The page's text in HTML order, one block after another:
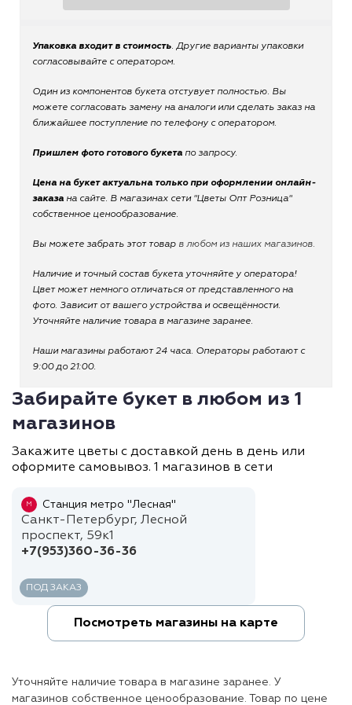
Упаковка входит в стоимость. Другие варианты упаковки
согласовывайте с оператором.
Один из компонентов букета отстувует полностью. Вы
можете согласовать замену на аналоги или сделать заказ на
ближайшее поступление по телефону с оператором.
Пришлем фото готового букета по запросу.
Цена на букет актуальна только при оформлении онлайн-
заказа на сайте. В магазинах сети "Цветы Опт Розница"
собственное ценообразование.
Вы можете забрать этот товар в любом из наших магазинов.
Наличие и точный состав букета уточняйте у оператора!
Цвет может немного отличаться от представленного на
фото. Зависит от вашего устройства и освещённости.
Уточняйте наличие товара в магазине заранее.
Наши магазины работают 24 часа. Операторы работают с
9:00 до 21:00.
Забирайте букет в любом из 1
магазинов
Закажите цветы с доставкой день в день или
оформите самовывоз. 1 магазинов в сети
М Станция метро "Лесная"
Санкт-Петербург, Лесной
проспект, 59к1
+7(953)360-36-36
ПОД ЗАКАЗ
Посмотреть магазины на карте
Уточняйте наличие товара в магазине заранее. У
магазинов собственное ценообразование. Товар по цене